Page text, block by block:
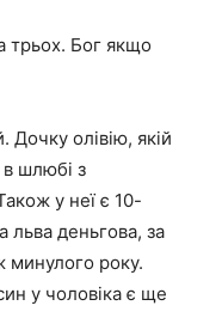
трьох. Бог якщо
Дочку олівію, якій
в шлюбі з
у неї є 10-
льва деньгова, за
минулого року.
у чоловіка є ще